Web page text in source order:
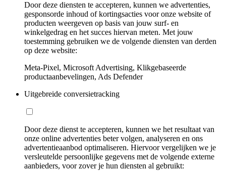
Door deze diensten te accepteren, kunnen we advertenties,
gesponsorde inhoud of kortingsacties voor onze website of
producten weergeven op basis van jouw surf- en
winkelgedrag en het succes hiervan meten. Met jouw
toestemming gebruiken we de volgende diensten van derden
op deze website:
Meta-Pixel, Microsoft Advertising, Klikgebaseerde
productaanbevelingen, Ads Defender
Uitgebreide conversietracking
Door deze dienst te accepteren, kunnen we het resultaat van
onze online advertenties beter volgen, analyseren en ons
advertentieaanbod optimaliseren. Hiervoor vergelijken we je
versleutelde persoonlijke gegevens met de volgende externe
aanbieders, voor zover je hun diensten al gebruikt: